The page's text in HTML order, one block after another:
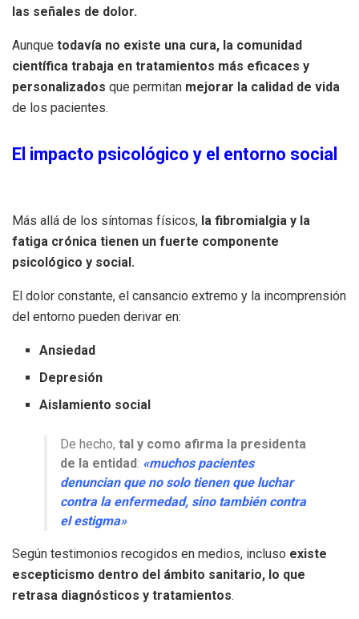
las señales de dolor.
Aunque todavía no existe una cura, la comunidad
científica trabaja en tratamientos más eficaces y
personalizados que permitan mejorar la calidad de vida
de los pacientes.
El impacto psicológico y el entorno social
Más allá de los síntomas físicos, la fibromialgia y la
fatiga crónica tienen un fuerte componente
psicológico y social.
El dolor constante, el cansancio extremo y la incomprensión
del entorno pueden derivar en:
Ansiedad
Depresión
Aislamiento social
De hecho, tal y como afirma la presidenta
de la entidad: «muchos pacientes
denuncian que no solo tienen que luchar
contra la enfermedad, sino también contra
el estigma»
Según testimonios recogidos en medios, incluso existe
escepticismo dentro del ámbito sanitario, lo que
retrasa diagnósticos y tratamientos.